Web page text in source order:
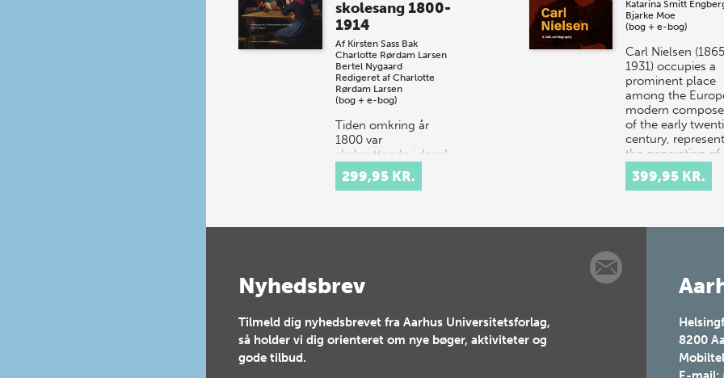
skolesang 1800-
1914
Af Kirsten Sass Bak
Charlotte Rørdam Larsen
Bertel Nygaard
Redigeret af Charlotte
Rørdam Larsen
(bog + e-bog)
Tiden omkring år
1800 var
skelsættende i dansk
sanghistorie. To nye
sangtraditioner
nye måder at synge
299,95 KR.
Katarina Smitt
Bjarke Moe
(bog + e-bog)
Carl Nielsen
1931) occupies a
prominent place
among the
modern
of the early
century,
the generation of…
399,95 KR.
Nyhedsbrev
Tilmeld dig nyhedsbrevet fra Aarhus Universitetsforlag,
så holder vi dig orienteret om nye bøger, aktiviteter og
gode tilbud.
8200